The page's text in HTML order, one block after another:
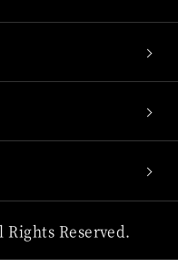
Reserved.